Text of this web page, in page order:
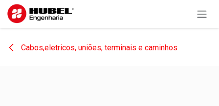
Pular para o conteúdo
Cabos,eletricos, uniões, terminais e caminhos